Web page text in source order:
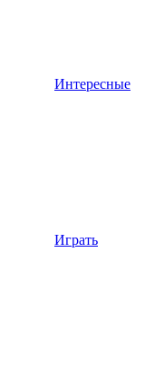
Интересные
Играть